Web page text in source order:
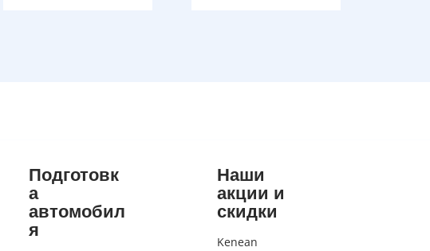
Подготовк
а
автомобил
я
Наши
акции и
скидки
Kenean